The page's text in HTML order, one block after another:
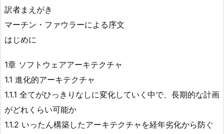
訳者まえがき
マーチン・ファウラーによる序文
はじめに
1章 ソフトウェアアーキテクチャ
1.1 進化的アーキテクチャ
1.1.1 全てがひっきりなしに変化していく中で、長期的な計画
がどれくらい可能か
1.1.2 いったん構築したアーキテクチャを経年劣化から防ぐ